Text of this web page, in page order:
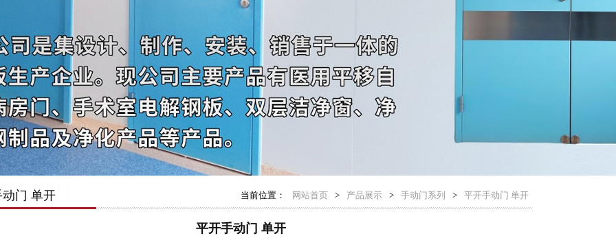
门 单开 平开手动门 单开
>
手动门系列
>
产品展示
>
网站首页
当前位置：
平开手动门 单开